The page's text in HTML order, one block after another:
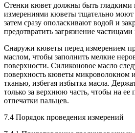
Стенки кювет должны быть гладкими
измерениями кюветы тщательно
затем сразу ополаскивают водой и
предотвратить загрязнение
Снаружи кюветы перед измерением
маслом, чтобы заполнить мелкие
поверхности. Силиконовое масло
поверхность кюветы микроволокном
тканью, избегая избытка масла.
только за верхнюю часть, чтобы на ее
отпечатки пальцев.
7.4 Порядок проведения измерений